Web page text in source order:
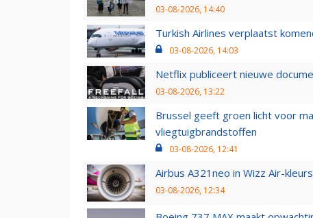
03-08-2026, 14:40
Turkish Airlines verplaatst
03-08-2026, 14:03
Netflix publiceert nieuwe
03-08-2026, 13:22
Brussel geeft groen licht voor
vliegtuigbrandstoffen
03-08-2026, 12:41
Airbus A321neo in Wizz Air-
03-08-2026, 12:34